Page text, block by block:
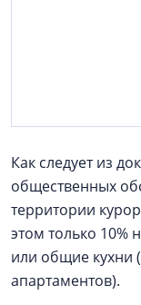
Как следует из
общественных
территории
этом только 10%
или общие кухни
апартаментов).